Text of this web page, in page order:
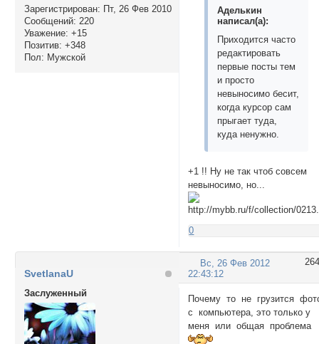
Зарегистрирован: Пт, 26 Фев 2010
Сообщений: 220
Уважение: +15
Позитив: +348
Пол: Мужской
Аделькин
написал(а):
Приходится часто
редактировать
первые посты тем
и просто
невыносимо бесит,
когда курсор сам
прыгает туда,
куда ненужно.
+1 !! Ну не так чтоб совсем
невыносимо, но...
0
264
Вс, 26 Фев 2012
22:43:12
SvetlanaU
Заслуженный
Почему то не грузится
с компьютера, это только у
меня или общая проблема